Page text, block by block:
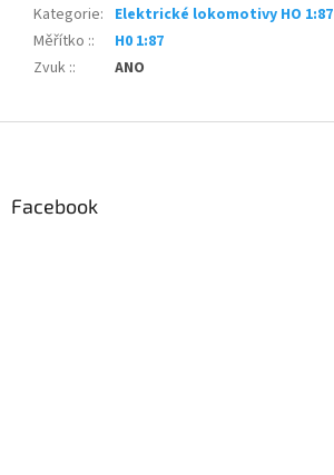
Kategorie: Elektrické lokomotivy HO 1:87
Měřítko ::
H0 1:87
Zvuk :: ANO
Facebook